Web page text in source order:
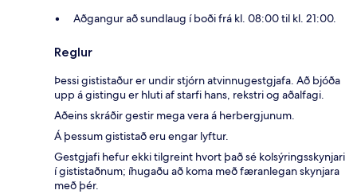
Aðgangur að sundlaug í boði frá kl. 08:00 til kl. 21:00.
Reglur
Þessi gististaður er undir stjórn atvinnugestgjafa. Að bjóða
upp á gistingu er hluti af starfi hans, rekstri og aðalfagi.
Aðeins skráðir gestir mega vera á herbergjunum.
Á þessum gististað eru engar lyftur.
Gestgjafi hefur ekki tilgreint hvort það sé kolsýringsskynjari
í gististaðnum; íhugaðu að koma með færanlegan skynjara
með þér.